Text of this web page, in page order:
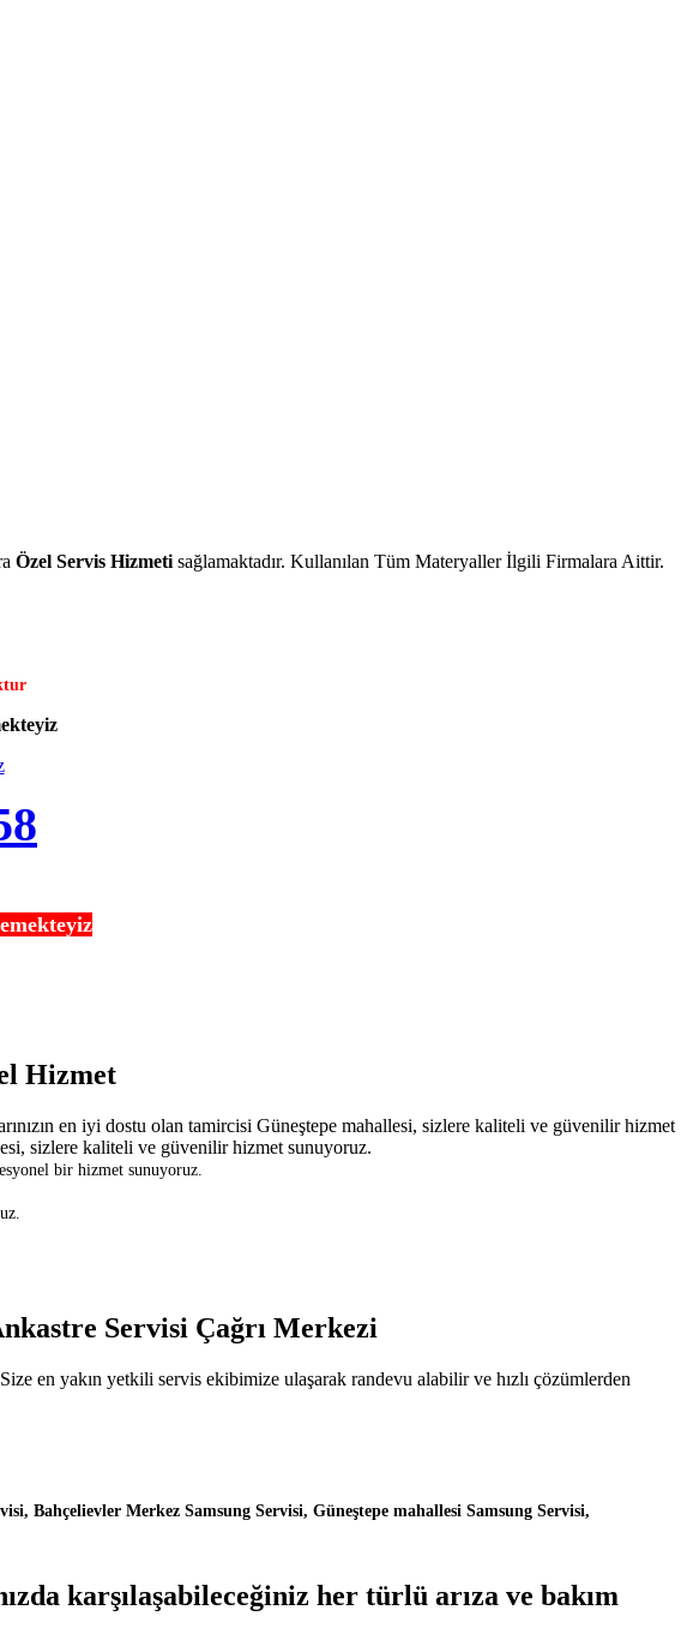
Özel Servis Hizmeti sağlamaktadır. Kullanılan Tüm Materyaller İlgili Firmalara Aittir.
Hizmet
en iyi dostu olan tamircisi Güneştepe mahallesi, sizlere kaliteli ve güvenilir hizmet
sizlere kaliteli ve güvenilir hizmet sunuyoruz.
bir hizmet sunuyoruz.
Servisi Çağrı Merkezi
en yakın yetkili servis ekibimize ulaşarak randevu alabilir ve hızlı çözümlerden
Bahçelievler Merkez Samsung Servisi, Güneştepe mahallesi Samsung Servisi,
karşılaşabileceğiniz her türlü arıza ve bakım